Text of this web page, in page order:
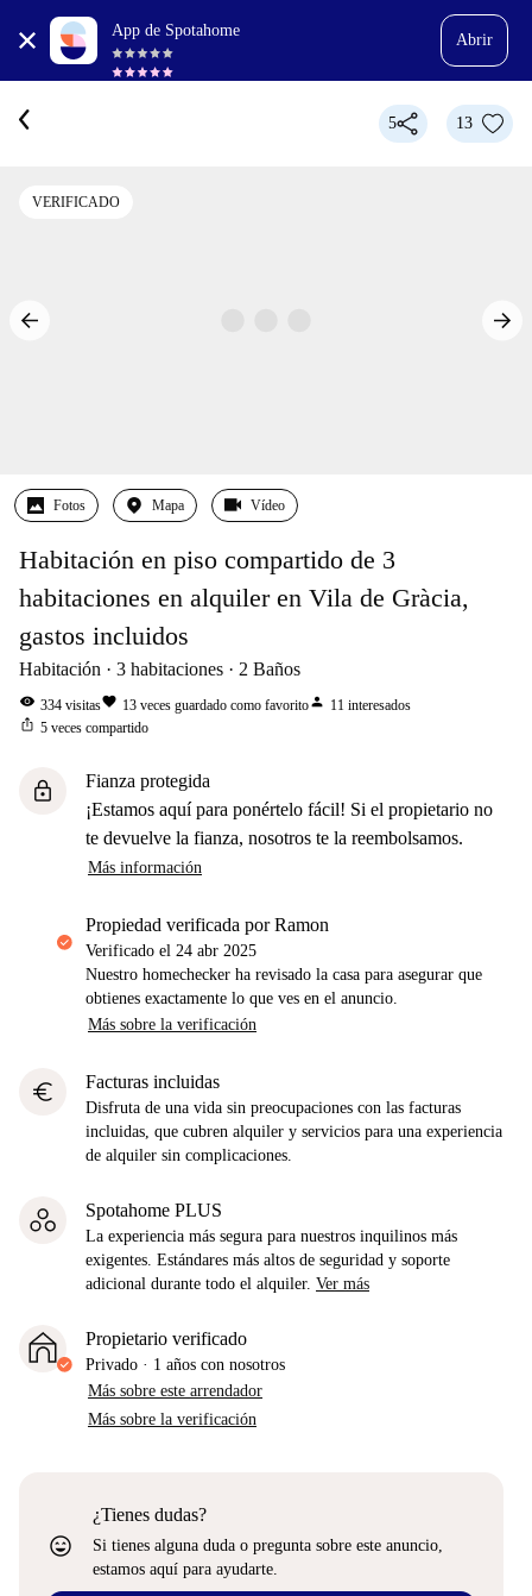
App de Spotahome
Abrir
5 13
VERIFICADO
Fotos Mapa Vídeo
Habitación en piso compartido de 3
habitaciones en alquiler en Vila de Gràcia,
gastos incluidos
Habitación 3 habitaciones 2 Baños
visibility 334 visitasfavorite 13 veces guardado como favoritoperson 11 interesados
ios_share 5 veces compartido
lock
Fianza protegida
¡Estamos aquí para ponértelo fácil! Si el propietario no
te devuelve la fianza, nosotros te la reembolsamos.
Más información
propiedad verificada por Ramon
Verificado el 24 abr 2025
Nuestro homechecker ha revisado la casa para asegurar que
obtienes exactamente lo que ves en el anuncio.
Más sobre la verificación
euro Facturas incluidas
Disfruta de una vida sin preocupaciones con las facturas
incluidas, que cubren alquiler y servicios para una experiencia
de alquiler sin complicaciones.
Spotahome PLUS
La experiencia más segura para nuestros inquilinos más
exigentes. Estándares más altos de seguridad y soporte
adicional durante todo el alquiler. Ver más
Propietario verificado
Privado · 1 años con nosotros
Más sobre este arrendador
Más sobre la verificación
sentiment_very_satisfied
¿Tienes dudas?
Si tienes alguna duda o pregunta sobre este anuncio,
estamos aquí para ayudarte.